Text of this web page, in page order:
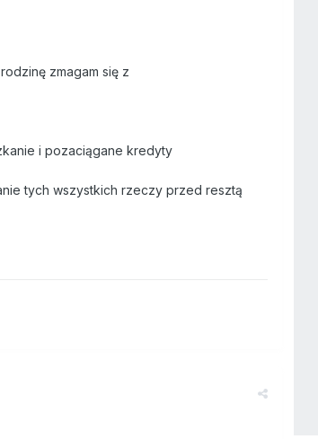
zmagam się z
i pozaciągane kredyty
tych wszystkich rzeczy przed resztą